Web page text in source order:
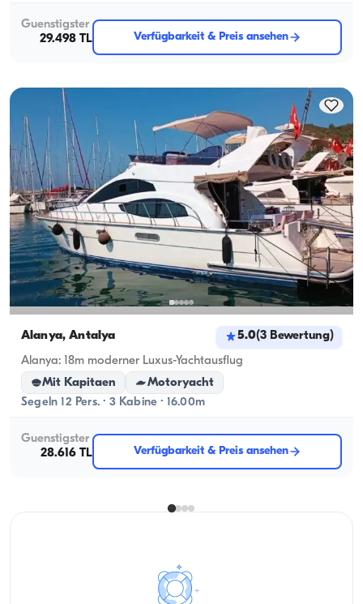
Guenstigster
29.498 TL
Verfügbarkeit & Preis ansehen
Alanya, Antalya 5.0(3 Bewertung)
Alanya: 18m moderner Luxus-Yachtausflug
Mit Kapitaen
Motoryacht
Segeln 12 Pers. · 3 Kabine · 16.00m
Guenstigster
28.616 TL
Verfügbarkeit & Preis ansehen